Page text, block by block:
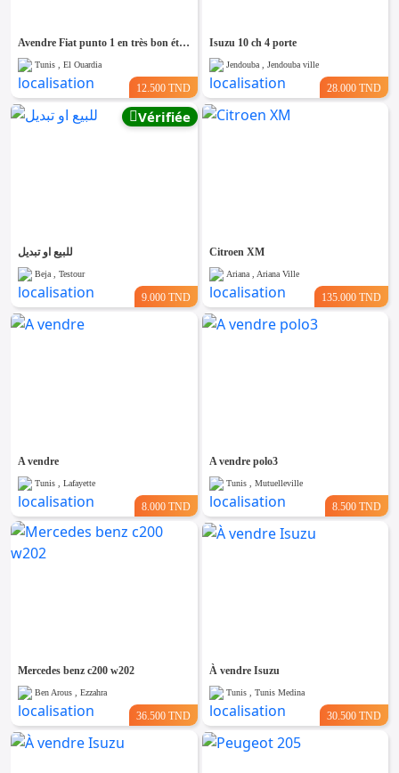
Avendre Fiat punto 1 en très bon état nm de tlf 96 028 174
Tunis , El Ouardia
12.500 TND
Isuzu 10 ch 4 porte
Jendouba , Jendouba ville
28.000 TND
Vérifiée
للبيع او تبديل
Beja , Testour
9.000 TND
Citroen XM
Ariana , Ariana Ville
135.000 TND
A vendre
Tunis , Lafayette
8.000 TND
A vendre polo3
Tunis , Mutuelleville
8.500 TND
Mercedes benz c200 w202
Ben Arous , Ezzahra
36.500 TND
À vendre Isuzu
Tunis , Tunis Medina
30.500 TND